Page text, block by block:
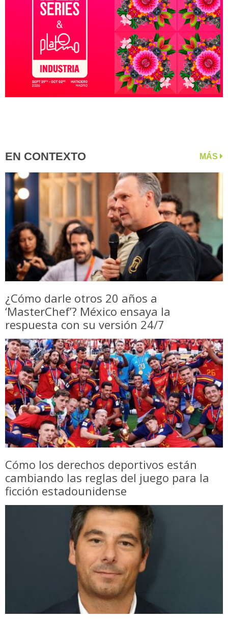
EN CONTEXTO MÁS
¿Cómo darle otros 20 años a
‘MasterChef’? México ensaya la
respuesta con su versión 24/7
Cómo los derechos deportivos están
cambiando las reglas del juego para la
ficción estadounidense